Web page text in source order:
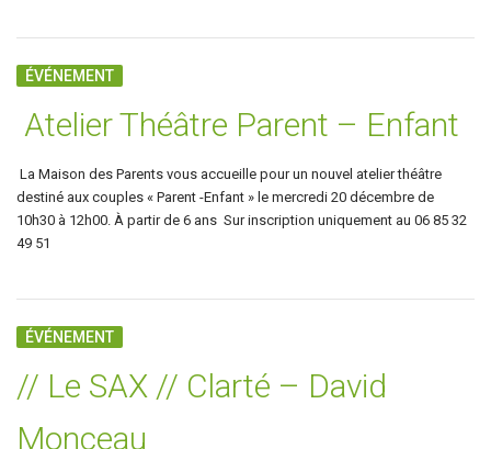
ÉVÉNEMENT
Atelier Théâtre Parent – Enfant
La Maison des Parents vous accueille pour un nouvel atelier théâtre
destiné aux couples « Parent -Enfant » le mercredi 20 décembre de
10h30 à 12h00. À partir de 6 ans Sur inscription uniquement au 06 85 32
49 51
ÉVÉNEMENT
// Le SAX // Clarté – David
Monceau